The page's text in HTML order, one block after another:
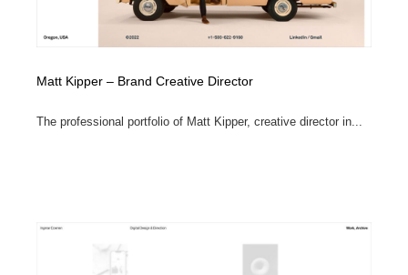
Matt Kipper – Brand Creative Director
The professional portfolio of Matt Kipper, creative director in...